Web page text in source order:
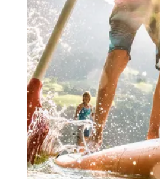
NEL
all'Hotel